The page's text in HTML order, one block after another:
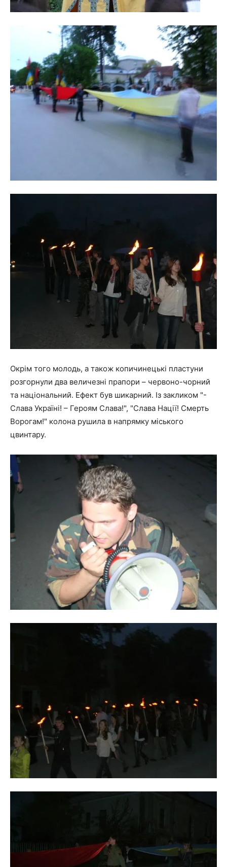
Окрім того молодь, а також копичинецькі пластуни
розгорнули два величезні прапори – червоно-чорний
та національний. Ефект був шикарний. Із закликом "-
Слава Україні! – Героям Слава!", "Слава Нації! Смерть
Ворогам!" колона рушила в напрямку міського
цвинтару.